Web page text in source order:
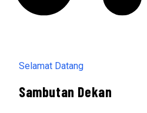
Selamat Datang
Sambutan Dekan